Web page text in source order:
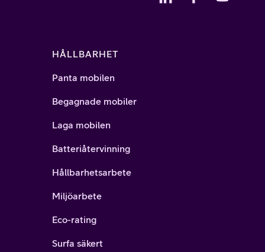
HÅLLBARHET
Panta mobilen
Begagnade mobiler
Laga mobilen
Batteriåtervinning
Hållbarhetsarbete
Miljöarbete
Eco-rating
Surfa säkert